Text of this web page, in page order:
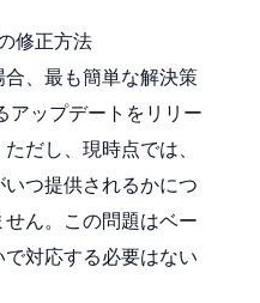
修正方法
、最も簡単な解決策
アップデートをリリー
だし、現時点では、
つ提供されるかにつ
ん。この問題はベー
対応する必要はない